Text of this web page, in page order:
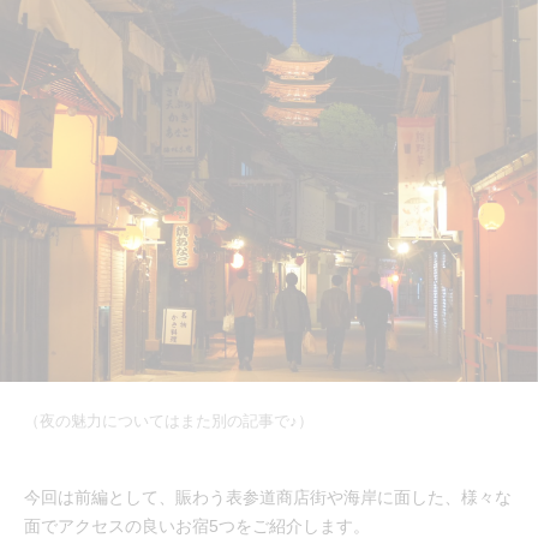
（夜の魅力についてはまた別の記事で♪）
今回は前編として、賑わう表参道商店街や海岸に面した、様々な
面でアクセスの良いお宿5つをご紹介します。